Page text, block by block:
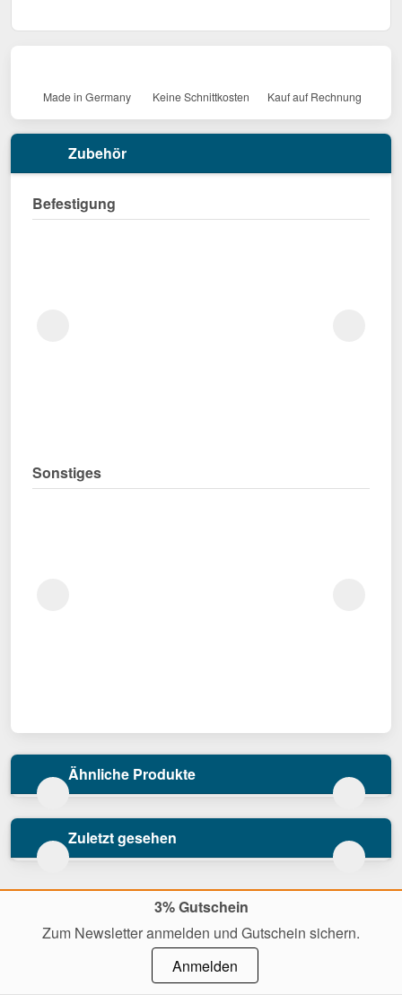
Made in Germany Keine Schnittkosten Kauf auf Rechnung
Zubehör
Befestigung
Sonstiges
Ähnliche Produkte
Zuletzt gesehen
3% Gutschein
Zum Newsletter anmelden und Gutschein sichern.
Anmelden